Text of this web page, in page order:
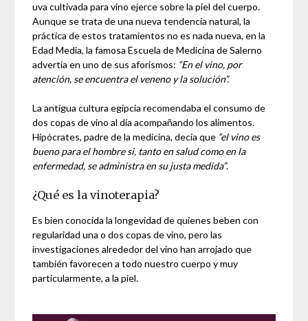
uva cultivada para vino ejerce sobre la piel del cuerpo.
Aunque se trata de una nueva tendencia natural, la
práctica de estos tratamientos no es nada nueva, en la
Edad Media, la famosa Escuela de Medicina de Salerno
advertía en uno de sus aforismos: “En el vino, por
atención, se encuentra el veneno y la solución”.
La antigua cultura egipcia recomendaba el consumo de
dos copas de vino al día acompañando los alimentos.
Hipócrates, padre de la medicina, decía que “el vino es
bueno para el hombre si, tanto en salud como en la
enfermedad, se administra en su justa medida”.
¿Qué es la vinoterapia?
Es bien conocida la longevidad de quienes beben con
regularidad una o dos copas de vino, pero las
investigaciones alrededor del vino han arrojado que
también favorecen a todo nuestro cuerpo y muy
particularmente, a la piel.